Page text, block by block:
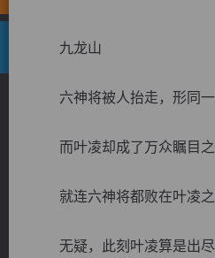
九龙山
六神将被人抬走，形同一
而叶凌却成了万众瞩目之
就连六神将都败在叶凌之
无疑，此刻叶凌算是出尽